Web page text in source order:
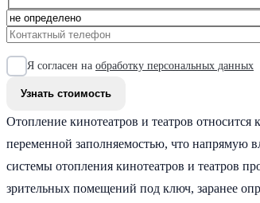
Я согласен на обработку персональных данных
Отопление кинотеатров и театров
переменной заполняемостью, что напрямую
системы отопления кинотеатров и театров
зрительных помещений под ключ, заранее